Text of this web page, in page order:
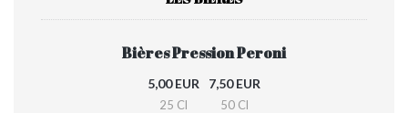
Bières Pression Peroni
5,00 EUR
25 Cl
7,50 EUR
50 Cl